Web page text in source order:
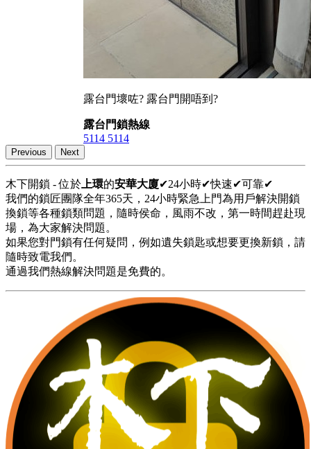
露台門壞咗? 露台門開唔到?
露台門鎖熱線
5114 5114
Previous Next
木下開鎖 - 位於 上環的安華大廈✔24小時✔快速✔可靠✔
我們的鎖匠團隊全年365天，24小時緊急上門為用戶解決開鎖
換鎖等各種鎖類問題，隨時侯命，風雨不改，第一時間趕赴現
場，為大家解決問題。
如果您對門鎖有任何疑問，例如遺失鎖匙或想要更換新鎖，請
隨時致電我們。
通過我們熱線解決問題是免費的。